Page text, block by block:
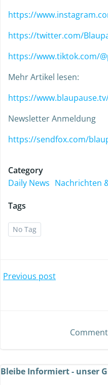
https://
https://twitter.com/
https://www.tiktok.com/
Mehr Artikel lesen:
https://
Newsletter Anmeldung
https://sendfox.com/
Category
Daily News Nachrichten
Tags
No Tag
Previous post
Bleibe Informiert - unser